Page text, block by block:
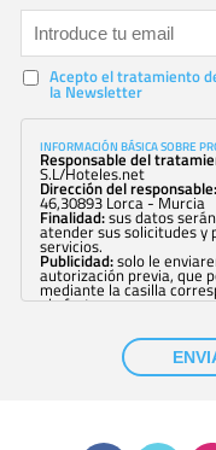
Acepto el tratamiento
la Newsletter
INFORMACIÓN BÁSICA SOBRE
Responsable del
S.L/Hoteles.net
Dirección del responsable:
46,30893 Lorca - Murcia
Finalidad:sus datos
atender sus solicitudes y
servicios.
Publicidad:solo le
autorización previa, que
mediante la casilla
al efecto.
con su consentimiento
facilitarnos mediante la
establecida al efecto.
Destinatarios:con